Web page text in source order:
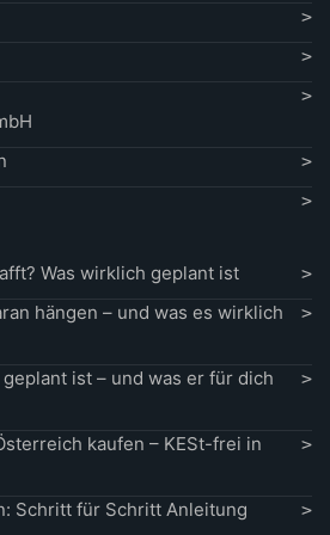
Was wirklich geplant ist
hängen – und was es wirklich
ist – und was er für dich
kaufen – KESt-frei in
Schritt für Schritt Anleitung